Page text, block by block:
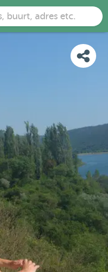
buurt, adres etc.